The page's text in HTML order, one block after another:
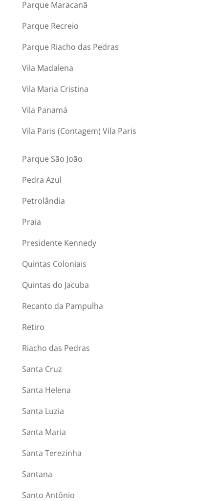
Parque Maracanã
Parque Recreio
Parque Riacho das Pedras
Vila Madalena
Vila Maria Cristina
Vila Panamá
Vila Paris (Contagem) Vila Paris
Parque São João
Pedra Azul
Petrolândia
Praia
Presidente Kennedy
Quintas Coloniais
Quintas do Jacuba
Recanto da Pampulha
Retiro
Riacho das Pedras
Santa Cruz
Santa Helena
Santa Luzia
Santa Maria
Santa Terezinha
Santana
Santo Antônio